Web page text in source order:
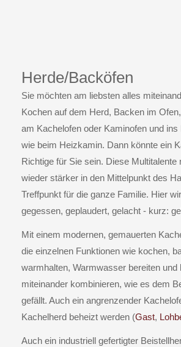
Herde/Backöfen
Sie möchten am liebsten alles
Kochen auf dem Herd, Backen im
am Kachelofen oder Kaminofen und
wie beim Heizkamin. Dann könnte ein
Richtige für Sie sein. Diese Multitalente
wieder stärker in den Mittelpunkt des
Treffpunkt für die ganze Familie. Hier
gegessen, geplaudert, gelacht - kurz:
Mit einem modernen, gemauerten
die einzelnen Funktionen wie kochen,
warmhalten, Warmwasser bereiten und
miteinander kombinieren, wie es dem
gefällt. Auch ein angrenzender
Kachelherd beheizt werden (Gast,
Auch ein industriell gefertigter